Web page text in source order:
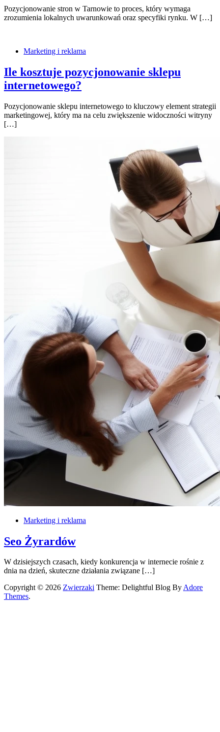
Pozycjonowanie stron w Tarnowie to proces, który wymaga
zrozumienia lokalnych uwarunkowań oraz specyfiki rynku. W […]
Marketing i reklama
Ile kosztuje pozycjonowanie sklepu
internetowego?
Pozycjonowanie sklepu internetowego to kluczowy element strategii
marketingowej, który ma na celu zwiększenie widoczności witryny
[…]
Marketing i reklama
Seo Żyrardów
W dzisiejszych czasach, kiedy konkurencja w internecie rośnie z
dnia na dzień, skuteczne działania związane […]
Copyright © 2026 Zwierzaki Theme: Delightful Blog ByAdore
Themes.